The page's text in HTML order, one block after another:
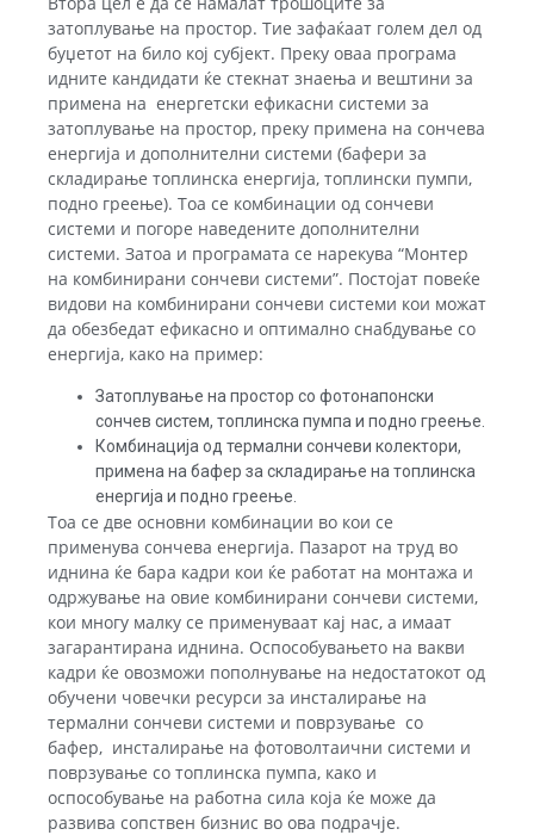
затоплување на простор. Tие зафаќаат голем дел од
буџетот на било кој субјект. Преку оваа програма
идните кандидати ќе стекнат знаења и вештини за
примена на енергетски ефикасни системи за
затоплување на простор, преку примена на сончева
енергија и дополнителни системи (бафери за
складирање топлинска енергија, топлински пумпи,
подно греење). Тоа се комбинации од сончеви
системи и погоре наведените дополнителни
системи. Затоа и програмата се нарекува “Mонтер
на комбинирани сончеви системи”. Постојат повеќе
видови на комбинирани сончеви системи кои можат
да обезбедат ефикасно и оптимално снабдување со
енергија, како на пример:
Затоплување на простор со фотонапонски
сончев систем, топлинска пумпа и подно греење.
Комбинација од термални сончеви колектори,
примена на бафер за складирање на топлинска
енергија и подно греење.
Тоа се две основни комбинации во кои се
применува сончева енергија. Пазарот на труд во
иднина ќе бара кадри кои ќе работат на монтажа и
одржување на овие комбинирани сончеви системи,
кои многу малку се применуваат кај нас, а имаат
загарантирана иднина. Оспособувањето на вакви
кадри ќе овозможи пополнување на недостатокот од
обучени човечки ресурси за инсталирање на
термални сончеви системи и поврзување со
бафер, инсталирање на фотоволтаични системи и
поврзување со топлинска пумпа, како и
оспособување на работна сила која ќе може да
развива сопствен бизнис во ова подрачје.